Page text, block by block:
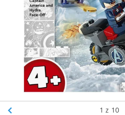
1 z 10